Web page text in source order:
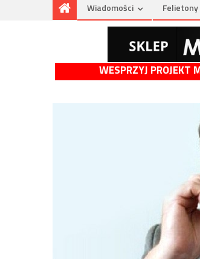
Wiadomości Felietony
WESPRZYJ PROJEKT